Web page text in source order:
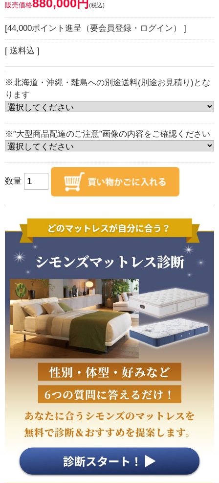
販売価格880,000円 (税込)
[44,000ポイント進呈（要会員登録・ログイン） ]
[ 送料込 ]
※北海道・沖縄・離島への別途送料(別途お見積り)とな
ります
※”大型商品配達のご注意”画像の内容をご確認ください
数量